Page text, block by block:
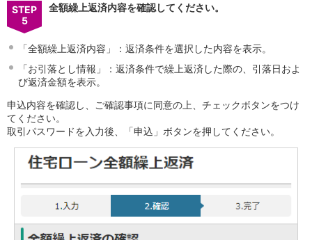
STEP
5
全額繰上返済内容を確認してください。
「全額繰上返済内容」：返済条件を選択した内容を表示。
「お引落とし情報」：返済条件で繰上返済した際の、引落日およ
び返済金額を表示。
申込内容を確認し、ご確認事項に同意の上、チェックボタンをつけ
てください。
取引パスワードを入力後、「申込」ボタンを押してください。